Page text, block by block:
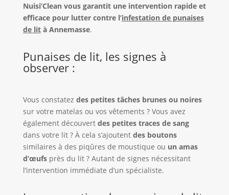
Nuisi’Clean vous garantit une intervention rapide et
efficace pour lutter contre l’infestation de punaises
de lità Annemasse.
Punaises de lit, les signes à
observer :
Vous constatez des petites tâches brunes ou noires
sur votre matelas ou vos vêtements ? Vous avez
également découvert des petites traces de sang
dans votre lit ? À cela s’ajoutent des boutons
similaires à des piqûres de moustique ou un amas
d’œufsprès du lit ? Autant de signes nécessitant
l’intervention immédiate d’un spécialiste.